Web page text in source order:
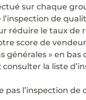
sur chaque
de
réduire le taux de
score de
générales » en
la liste
pas l’inspection